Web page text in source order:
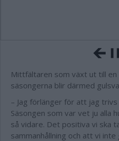
Mittfältaren som växt ut till
säsongerna blir därmed
– Jag förlänger för att jag
Säsongen som var vet ju alla
så vidare. Det positiva vi ska
sammanhållning och att vi